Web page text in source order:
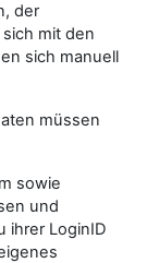
der
mit den
sich manuell
müssen
sowie
und
ihrer LoginID